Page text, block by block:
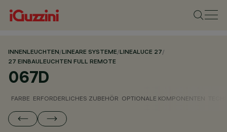
INNENLEUCHTEN/LINEARE SYSTEME/LINEALUCE 27/
27 EINBAULEUCHTEN FULL REMOTE
067D
FARBE ERFORDERLICHES ZUBEHÖR OPTIONALE KOMPONENTEN